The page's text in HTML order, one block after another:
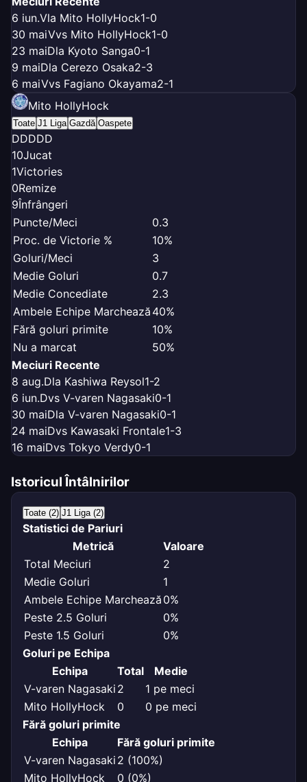
6 iun.Vla Mito HollyHock1-0
30 maiVvs Mito HollyHock1-0
23 maiDla Kyoto Sanga0-1
9 maiDla Cerezo Osaka2-3
6 maiVvs Fagiano Okayama2-1
Mito HollyHock
Toate J1 Liga Gazdă Oaspete
DDDDD
10Jucat
1Victories
0Remize
9Înfrângeri
Puncte/Meci
0.3
Proc. de Victorie %
10%
Goluri/Meci
3
Medie Goluri
0.7
Medie Concediate
2.3
Ambele Echipe Marchează 40%
Fără goluri primite
10%
Nu a marcat
50%
Meciuri Recente
8 aug.Dla Kashiwa Reysol1-2
6 iun.Dvs V-varen Nagasaki0-1
30 maiDla V-varen Nagasaki0-1
24 maiDvs Kawasaki Frontale1-3
16 maiDvs Tokyo Verdy0-1
Istoricul Întâlnirilor
Toate (2) J1 Liga (2)
Statistici de Pariuri
Metrică
Valoare
Total Meciuri
2
Medie Goluri
1
Ambele Echipe Marchează 0%
Peste 2.5 Goluri
0%
Peste 1.5 Goluri
0%
Goluri pe Echipa
Echipa
Total
Medie
V-varen Nagasaki 2
1 pe meci
Mito HollyHock
0
0 pe meci
Fără goluri primite
Echipa
Fără goluri primite
V-varen Nagasaki 2 (100%)
Mito HollyHock
0 (0%)